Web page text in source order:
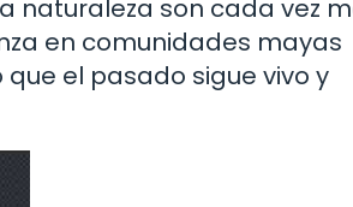
naturaleza son cada vez
en comunidades mayas
el pasado sigue vivo y